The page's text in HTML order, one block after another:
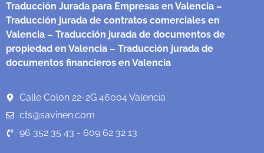
Traducción Jurada para Empresas en Valencia –
Traducción jurada de contratos comerciales en
Valencia – Traducción jurada de documentos de
propiedad en Valencia – Traducción jurada de
documentos financieros en Valencia
Calle Colon 22-2G 46004 Valencia
cts@savinen.com
96 352 35 43 - 609 62 32 13